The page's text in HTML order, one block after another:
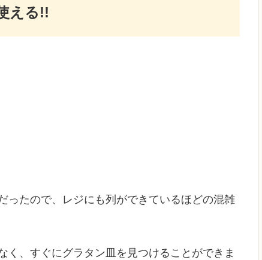
える!!
ったので、レジにも列ができているほどの混雑
、すぐにグラタン皿を見つけることができま